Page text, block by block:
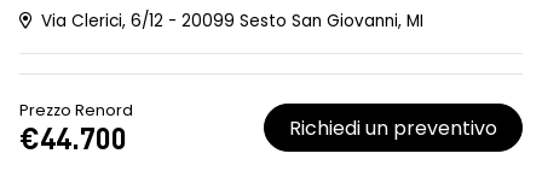
Via Clerici, 6/12 - 20099 Sesto San Giovanni, MI
Prezzo Renord
€44.700 Richiedi un preventivo